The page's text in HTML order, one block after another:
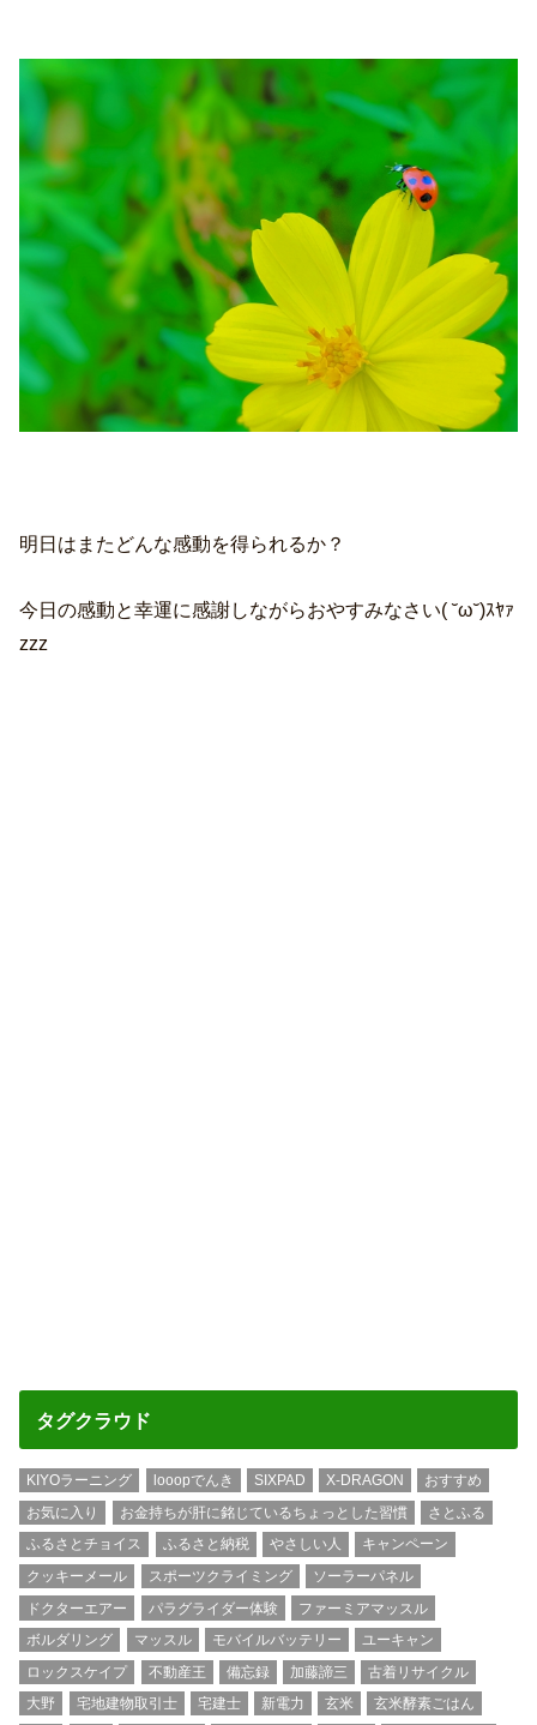
明日はまたどんな感動を得られるか？
今日の感動と幸運に感謝しながらおやすみなさい( ˘ω˘)ｽﾔｧ
zzz
タグクラウド
KIYOラーニング looopでんき SIXPAD X-DRAGON
おすすめ
お気に入り
お金持ちが肝に銘じているちょっとした習慣
さとふる
ふるさとチョイス
ふるさと納税 やさしい人
キャンペーン
クッキーメール
スポーツクライミング
ソーラーパネル
ドクターエアー
パラグライダー体験
ファーミアマッスル
ボルダリング
マッスル モバイルバッテリー
ユーキャン
ロックスケイプ
不動産王 備忘録 加藤諦三
古着リサイクル
大野
宅地建物取引士 宅建士 新電力 玄米
玄米酵素ごはん